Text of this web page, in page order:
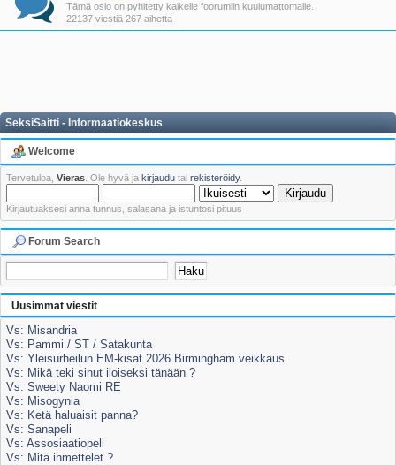
Tämä osio on pyhitetty kaikelle foorumiin kuulumattomalle.
22137 viestiä 267 aihetta
SeksiSaitti - Informaatiokeskus
Welcome
Tervetuloa, Vieras . Ole hyvä ja kirjaudu tai rekisteröidy.
Kirjautuaksesi anna tunnus, salasana ja istuntosi pituus
Forum Search
Uusimmat viestit
Vs: Misandria
Vs: Pammi / ST / Satakunta
Vs: Yleisurheilun EM-kisat 2026 Birmingham veikkaus
Vs: Mikä teki sinut iloiseksi tänään ?
Vs: Sweety Naomi RE
Vs: Misogynia
Vs: Ketä haluaisit panna?
Vs: Sanapeli
Vs: Assosiaatiopeli
Vs: Mitä ihmettelet ?